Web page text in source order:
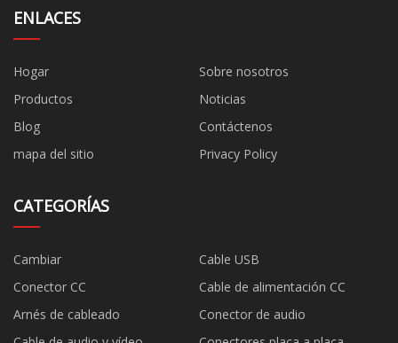
ENLACES
Hogar
Sobre nosotros
Productos
Noticias
Blog
Contáctenos
mapa del sitio
Privacy Policy
CATEGORÍAS
Cambiar
Cable USB
Conector CC
Cable de alimentación CC
Arnés de cableado
Conector de audio